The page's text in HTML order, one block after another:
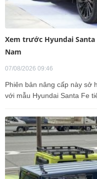
Xem trước Hyundai
Nam
07/08/2026 09:46
Phiên bản nâng cấp này sở
với mẫu Hyundai Santa Fe